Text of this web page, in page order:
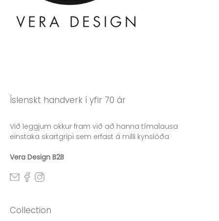
Íslenskt handverk í yfir 70 ár
Við leggjum okkur fram við að hanna tímalausa
einstaka skartgripi sem erfast á milli kynslóða
Vera Design B2B
Collection